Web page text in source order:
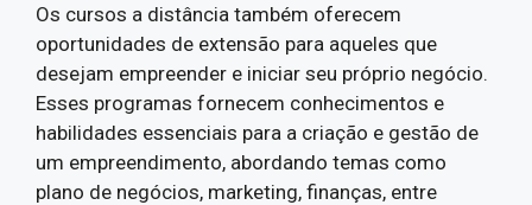
Os cursos a distância também oferecem
oportunidades de extensão para aqueles que
desejam empreender e iniciar seu próprio negócio.
Esses programas fornecem conhecimentos e
habilidades essenciais para a criação e gestão de
um empreendimento, abordando temas como
plano de negócios, marketing, finanças, entre